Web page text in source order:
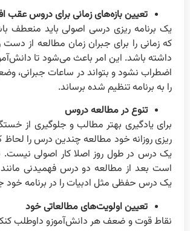
تعیین بازه‌های زمانی برای دروس عقب
یک برنامه ریزی درسی اصولی باید منعطف
که زمانی را برای جبران زمان مطالعه از دست
داشته باشد. این امر باعث می‌شود تا
اضطراب نشود و بتواند در ساعات جبرانی،
را به برنامه تنظیم شده برساند.
تنوع در مطالعه دروس
برای یادگیری بهتر مطالب و جلوگیری از
ریزی روزانه خود مطالعه چندین درس را لحاظ
یک درس در طول روز اصلا کار اصولی نیست.
است بعد از مطالعه دو درس فهمیدنی
یک درس حفظی مثل ادبیات را در برنامه خود
تعیین اولویت‌های مطالعاتی خود
نقاط قوت و ضعف هر دانش‌آموزو داوطلب